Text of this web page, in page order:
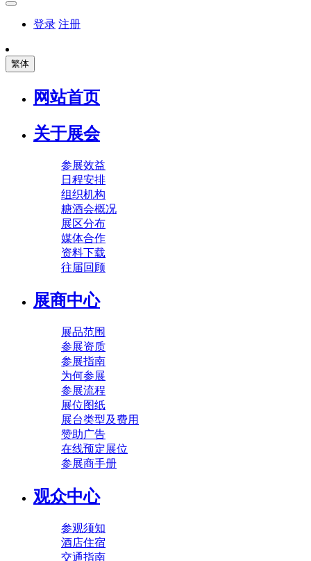
登录 注册
繁体
网站首页
关于展会
参展效益
日程安排
组织机构
糖酒会概况
展区分布
媒体合作
资料下载
往届回顾
展商中心
展品范围
参展资质
参展指南
为何参展
参展流程
展位图纸
展台类型及费用
赞助广告
在线预定展位
参展商手册
观众中心
参观须知
酒店住宿
交通指南